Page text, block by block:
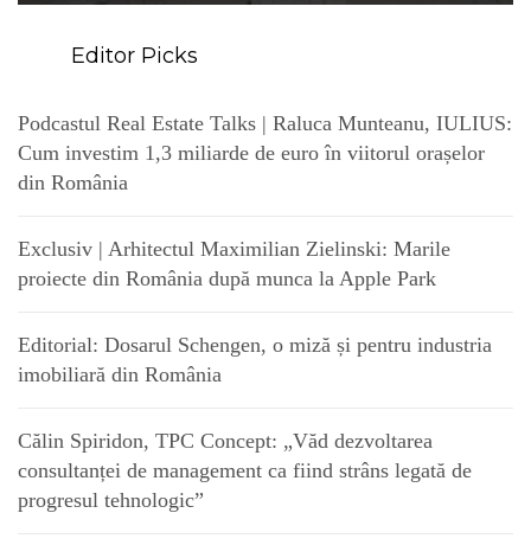
Editor Picks
Podcastul Real Estate Talks | Raluca Munteanu, IULIUS:
Cum investim 1,3 miliarde de euro în viitorul orașelor
din România
Exclusiv | Arhitectul Maximilian Zielinski: Marile
proiecte din România după munca la Apple Park
Editorial: Dosarul Schengen, o miză și pentru industria
imobiliară din România
Călin Spiridon, TPC Concept: „Văd dezvoltarea
consultanței de management ca fiind strâns legată de
progresul tehnologic”